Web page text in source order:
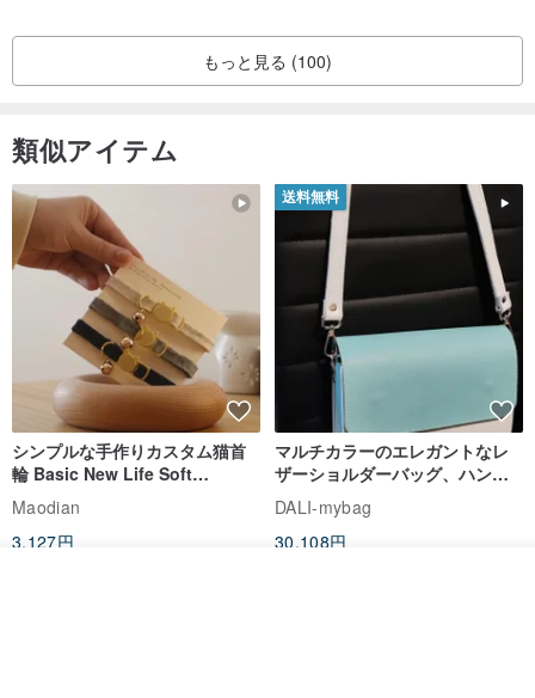
もっと見る (100)
類似アイテム
シンプルな手作りカスタム猫首
輪 Basic New Life Soft
Organic Cat Collar | Simple
Soft Cat Collar
Maodian
3,127円
送料無料
マルチカラーのエレガントなレ
ザーショルダーバッグ、ハンド
メイド
DALI-mybag
30,108円